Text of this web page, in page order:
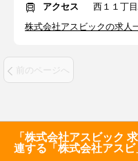
アクセス
西１１丁
株式会社アスビックの求人
前のページへ
「株式会社アスビック
連する「株式会社アス